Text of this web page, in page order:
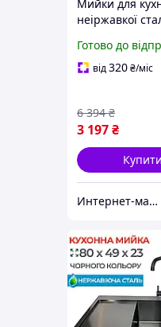
Мийки для
неіржавкої
змішувачем
раковина з
Готово до
від320₴/міс
3 197₴
6 394 ₴
Интернет-магазин Строй Дом